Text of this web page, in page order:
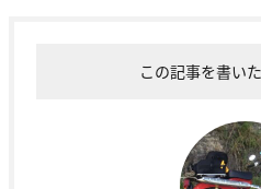
この記事を書い